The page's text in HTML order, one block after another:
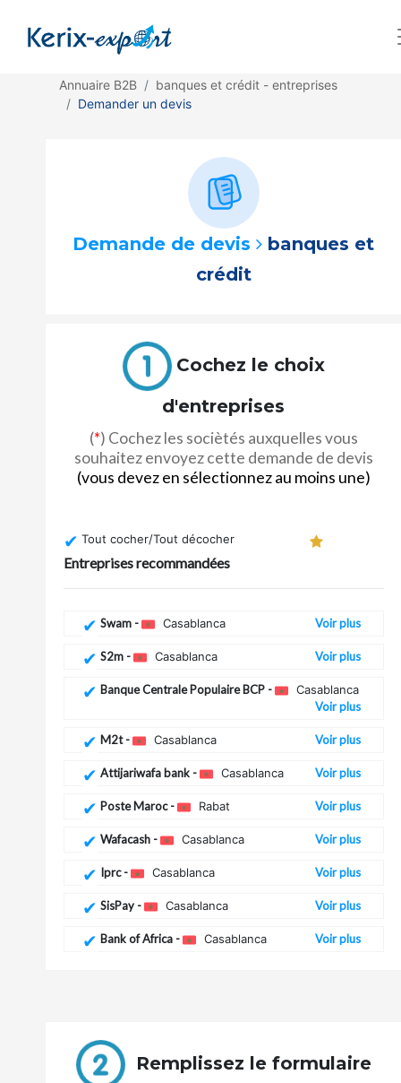
Annuaire B2B
banques et crédit - entreprises
Demander un devis
Demande de devis banques et
crédit
Cochez le choix
d'entreprises
(*) Cochez les sociètés auxquelles vous
souhaitez envoyez cette demande de devis
(vous devez en sélectionnez au moins une)
Tout cocher/Tout décocher
Entreprises recommandées
Swam - Casablanca Voir plus
S2m - Casablanca Voir plus
Banque Centrale Populaire BCP -
Casablanca
Voir plus
M2t - Casablanca Voir plus
Attijariwafa bank - Casablanca Voir plus
Poste Maroc - Rabat Voir plus
Wafacash - Casablanca Voir plus
Iprc - Casablanca Voir plus
SisPay - Casablanca Voir plus
Bank of Africa - Casablanca Voir plus
Remplissez le formulaire